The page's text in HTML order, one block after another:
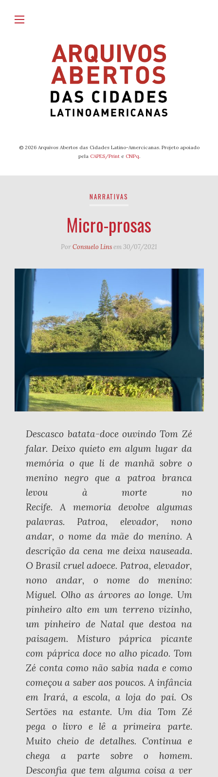
© 2026 Arquivos Abertos das Cidades Latino-Amercicanas. Projeto apoiado
pela CAPES/Printe CNPq.
NARRATIVAS
Micro-prosas
PorConsuelo Linsem30/07/2021
Descasco batata-doce ouvindo Tom Zé
falar. Deixo quieto em algum lugar da
memória o que li de manhã sobre o
menino negro que a patroa branca
levou à morte no
Recife. A memoria devolve algumas
palavras. Patroa, elevador, nono
andar, o nome da mãe do menino. A
descrição da cena me deixa nauseada.
O Brasil cruel adoece. Patroa, elevador,
nono andar, o nome do menino:
Miguel. Olho as árvores ao longe. Um
pinheiro alto em um terreno vizinho,
um pinheiro de Natal que destoa na
paisagem. Misturo páprica picante
com páprica doce no alho picado. Tom
Zé conta como não sabia nada e como
começou a saber aos poucos. A infância
em Irará, a escola, a loja do pai. Os
Sertões na estante. Um dia Tom Zé
pega o livro e lê a primeira parte.
Muito cheio de detalhes. Continua e
chega a parte sobre o homem.
Desconfia que tem alguma coisa a ver